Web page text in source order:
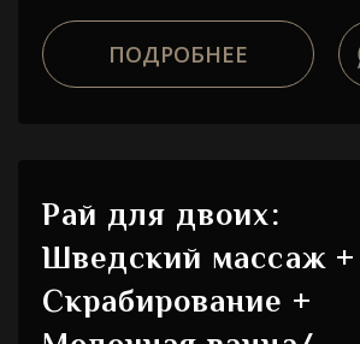
ПОДРОБНЕЕ
Рай для двоих:
Шведский массаж +
Скрабирование +